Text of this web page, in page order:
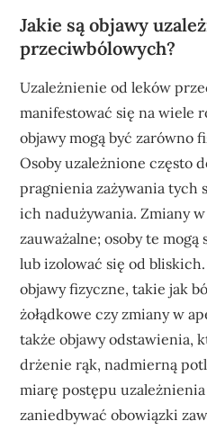
Jakie są objawy
przeciwbólowych?
Uzależnienie od leków
manifestować się na wiele
objawy mogą być zarówno
Osoby uzależnione często
pragnienia zażywania tych
ich nadużywania. Zmiany
zauważalne; osoby te
lub izolować się od
objawy fizyczne, takie jak
żołądkowe czy zmiany w
także objawy odstawienia,
drżenie rąk, nadmierną
miarę postępu uzależnienia
zaniedbywać obowiązki